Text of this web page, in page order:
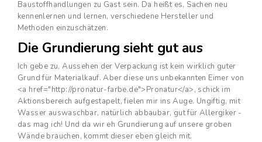
Baustoffhandlungen zu Gast sein. Da heißt es, Sachen neu
kennenlernen und lernen, verschiedene Hersteller und
Methoden einzuschätzen.
Die Grundierung sieht gut aus
Ich gebe zu, Aussehen der Verpackung ist kein wirklich guter
Grund für Materialkauf. Aber diese uns unbekannten Eimer von
<a href="http://pronatur-farbe.de">Pronatur</a>, schick im
Aktionsbereich aufgestapelt, fielen mir ins Auge. Ungiftig, mit
Wasser auswaschbar, natürlich abbaubar, gut für Allergiker -
das mag ich! Und da wir eh Grundierung auf unsere groben
Wände brauchen, kommt dieser eben gleich mit.